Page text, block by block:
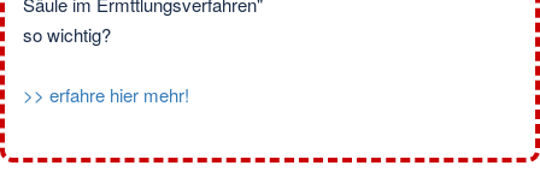
Leiter Leitstelle als "tragende
Säule im Ermttlungsverfahren"